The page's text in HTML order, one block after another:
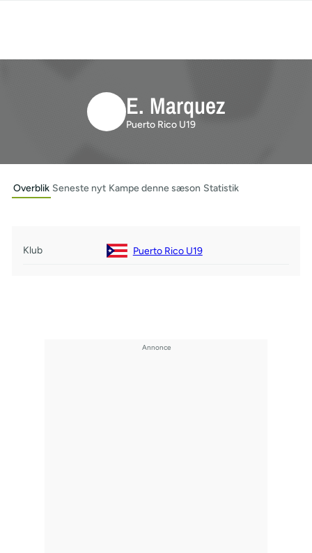
E. Marquez
Puerto Rico U19
Overblik Seneste nyt Kampe denne sæson Statistik
Klub Puerto Rico U19